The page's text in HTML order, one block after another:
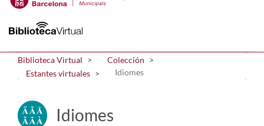
Biblioteca Virtual
Colección
Estantes virtuales
Idiomes
Idiomes